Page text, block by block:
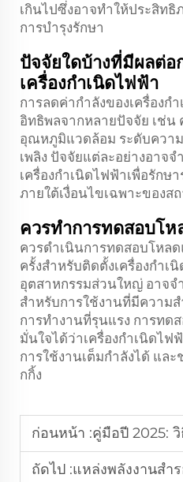
เกินไปซึ่งอาจทำให้ประสิท
การบำรุงรักษา
ปัจจัยใดบ้างที่มีผลต่อ
เครื่องกำเนิดไฟฟ้า
การลดค่ากำลังของเครื่องก
อิทธิพลจากหลายปัจจัย เช่น
อุณหภูมิแวดล้อม ระดับควา
เพลิง ปัจจัยแต่ละอย่างอาจ
เครื่องกำเนิดไฟฟ้าเพื่อรักษ
ภายใต้เงื่อนไขเฉพาะของส
ควรทำการทดสอบโห
ควรดำเนินการทดสอบโหล
ครั้งสำหรับติดตั้งเครื่องกำเ
อุตสาหกรรมส่วนใหญ่ อาจ
สำหรับการใช้งานที่มีความ
การทำงานที่รุนแรง การทด
มั่นใจได้ว่าเครื่องกำเนิดไฟ
การใช้งานเต็มกำลังได้ แล
กกิ้ง
ก่อนหน้า :คู่มือปี 2025: วิธีการ
ถัดไป :แหล่งพลังงานสำรองฉุกเฉิ